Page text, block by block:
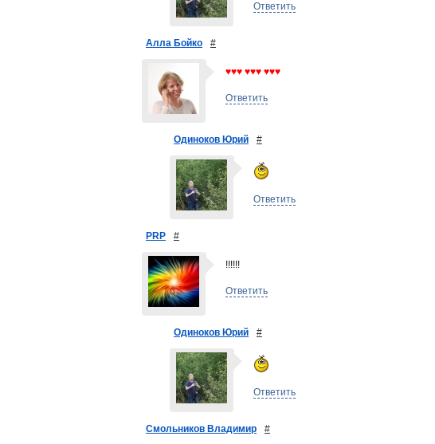
Ответить
Алла Бойко #
♥♥♥ ♥♥♥ ♥♥♥
Ответить
Одиноков Юрий #
Ответить
PRP #
!!!!!!
Ответить
Одиноков Юрий #
Ответить
Смольников Владимир #